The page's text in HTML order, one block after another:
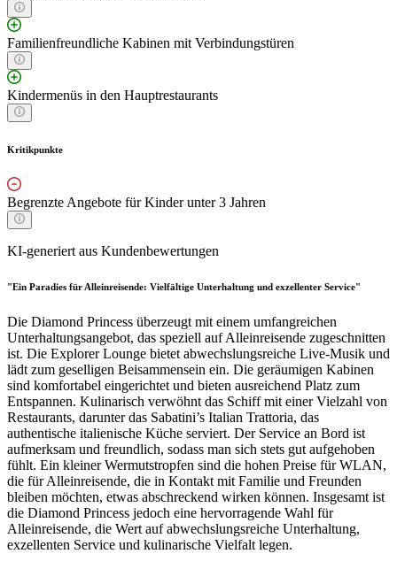
Familienfreundliche Kabinen mit Verbindungstüren
Kindermenüs in den Hauptrestaurants
Kritikpunkte
Begrenzte Angebote für Kinder unter 3 Jahren
KI-generiert aus Kundenbewertungen
"Ein Paradies für Alleinreisende: Vielfältige Unterhaltung und exzellenter Service"
Die Diamond Princess überzeugt mit einem umfangreichen
Unterhaltungsangebot, das speziell auf Alleinreisende zugeschnitten
ist. Die Explorer Lounge bietet abwechslungsreiche Live-Musik und
lädt zum geselligen Beisammensein ein. Die geräumigen Kabinen
sind komfortabel eingerichtet und bieten ausreichend Platz zum
Entspannen. Kulinarisch verwöhnt das Schiff mit einer Vielzahl von
Restaurants, darunter das Sabatini’s Italian Trattoria, das
authentische italienische Küche serviert. Der Service an Bord ist
aufmerksam und freundlich, sodass man sich stets gut aufgehoben
fühlt. Ein kleiner Wermutstropfen sind die hohen Preise für WLAN,
die für Alleinreisende, die in Kontakt mit Familie und Freunden
bleiben möchten, etwas abschreckend wirken können. Insgesamt ist
die Diamond Princess jedoch eine hervorragende Wahl für
Alleinreisende, die Wert auf abwechslungsreiche Unterhaltung,
exzellenten Service und kulinarische Vielfalt legen.